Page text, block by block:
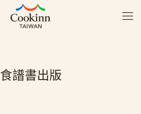
食譜書出版